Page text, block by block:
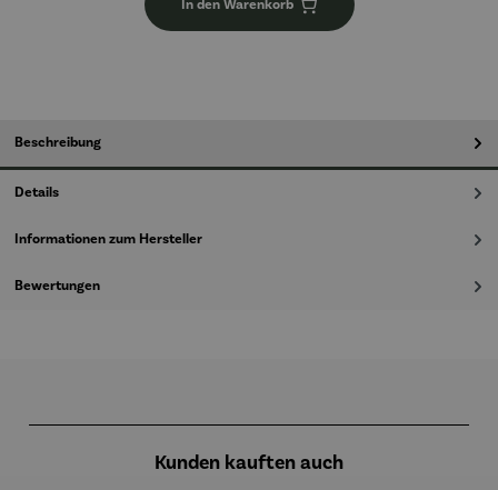
In den Warenkorb
Beschreibung
Details
Informationen zum Hersteller
Bewertungen
Kunden kauften auch